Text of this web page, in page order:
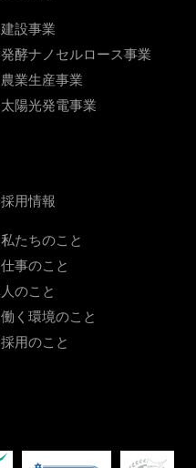
建設事業
発酵ナノセルロース事業
農業生産事業
太陽光発電事業
採用情報
私たちのこと
仕事のこと
人のこと
働く環境のこと
採用のこと